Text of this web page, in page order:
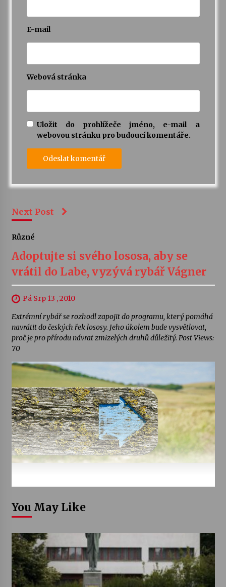
E-mail
Webová stránka
Uložit do prohlížeče jméno, e-mail a
webovou stránku pro budoucí komentáře.
Next Post
Různé
Adoptujte si svého lososa, aby se
vrátil do Labe, vyzývá rybář Vágner
Pá Srp 13 , 2010
Extrémní rybář se rozhodl zapojit do programu, který pomáhá
navrátit do českých řek lososy. Jeho úkolem bude vysvětlovat,
proč je pro přírodu návrat zmizelých druhů důležitý. Post Views:
70
You May Like